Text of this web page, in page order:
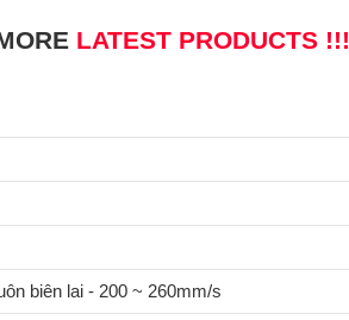
LATEST PRODUCTS !!!
biên lai - 200 ~ 260mm/s